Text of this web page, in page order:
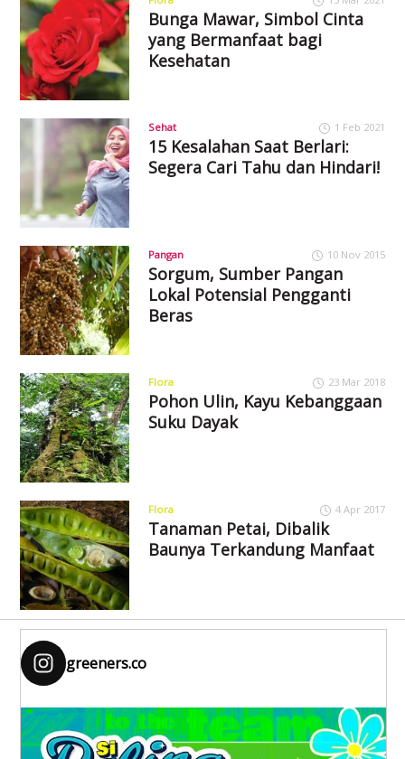
Bunga Mawar, Simbol Cinta
yang Bermanfaat bagi
Kesehatan
Sehat 1 Feb 2021
15 Kesalahan Saat Berlari:
Segera Cari Tahu dan Hindari!
Pangan 10 Nov 2015
Sorgum, Sumber Pangan
Lokal Potensial Pengganti
Beras
Flora 23 Mar 2018
Pohon Ulin, Kayu Kebanggaan
Suku Dayak
Flora 4 Apr 2017
Tanaman Petai, Dibalik
Baunya Terkandung Manfaat
greeners.co